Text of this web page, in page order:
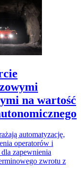
na wartość
automatyzację,
operatorów i
zapewnienia
zwrotu z